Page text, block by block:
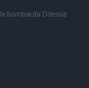
bombarda Odessa